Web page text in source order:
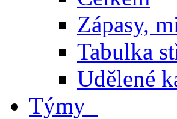
Zápasy,
Tabulka
Udělené
Týmy